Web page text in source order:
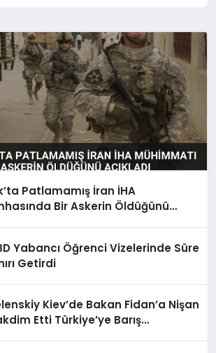
Patlamamış İran İHA
Bir Askerin Öldüğünü
Yabancı Öğrenci Vizelerinde Süre
Getirdi
Kiev’de Bakan Fidan’a Nişan
Etti Türkiye’ye Barış